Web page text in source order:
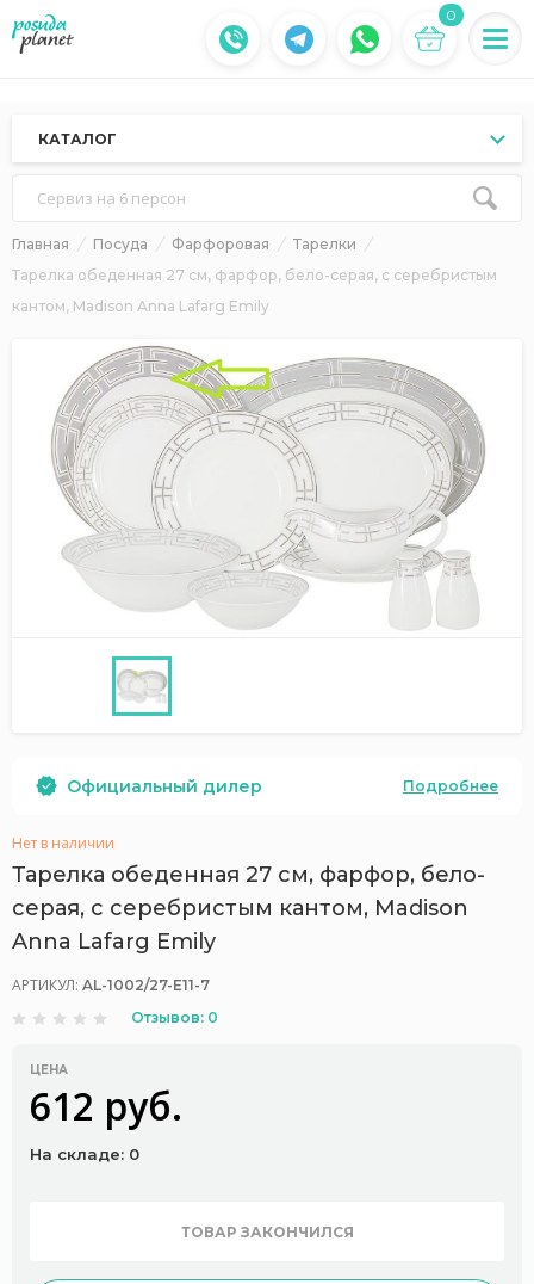
0
КАТАЛОГ
Сервиз на 6 персон
Главная Посуда Фарфоровая
Тарелки
Тарелка обеденная 27 см, фарфор, бело-серая, с серебристым
кантом, Madison Anna Lafarg Emily
Официальный дилер Подробнее
Нет в наличии
Тарелка обеденная 27 см, фарфор, бело-
серая, с серебристым кантом, Madison
Anna Lafarg Emily
АРТИКУЛ: AL-1002/27-E11-7
Отзывов: 0
ЦЕНА
612 руб.
На складе: 0
ТОВАР ЗАКОНЧИЛСЯ